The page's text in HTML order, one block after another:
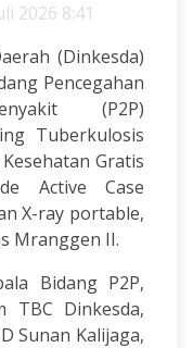
2026 8:41
(Dinkesda)
Pencegahan
(P2P)
Tuberkulosis
Gratis
Active Case
X-ray portable,
Mranggen II.
Bidang P2P,
TBC Dinkesda,
Sunan Kalijaga,